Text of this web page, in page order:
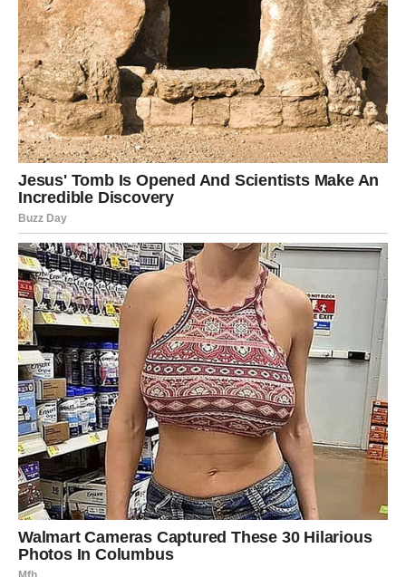
Život vam vraća ravnotežu i mir
Pred vama su veoma važni trenuci sreće.
VODOLIJA
Zvijezde vam donose vijest ili priliku nakon koje vaš život
više neće biti isti.
Jedna želja sada postaje stvarnost mnogo brže nego što
očekujete.
Veliko životno poglavlje upravo
počinje
Pred vama su veoma posebni i sudbinski trenuci.
RIBE
Ribe ulaze u jedan od najnježnijih i najljepših perioda
života.